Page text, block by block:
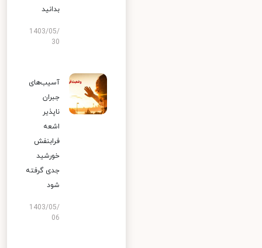
بدانید
1403/05/
30
آسیب‌های
جبران
ناپذیر
اشعه
فرابنفش
خورشید
جدی گرفته
شود
1403/05/
06